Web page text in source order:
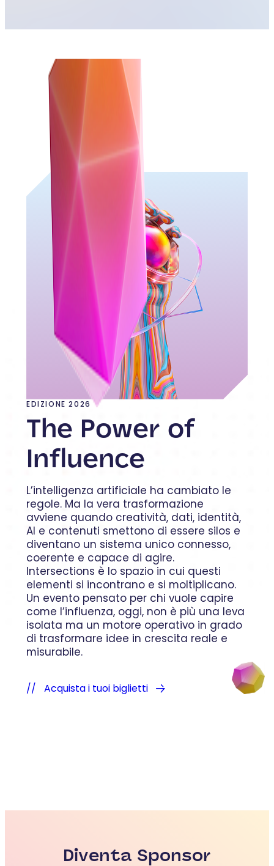
EDIZIONE 2026
The Power of
Influence
L’intelligenza artificiale ha cambiato le
regole. Ma la vera trasformazione
avviene quando creatività, dati, identità,
AI e contenuti smettono di essere silos e
diventano un sistema unico connesso,
coerente e capace di agire.
Intersections è lo spazio in cui questi
elementi si incontrano e si moltiplicano.
Un evento pensato per chi vuole capire
come l’influenza, oggi, non è più una leva
isolata ma un motore operativo in grado
di trasformare idee in crescita reale e
misurabile.
Acquista i tuoi biglietti
Diventa Sponsor